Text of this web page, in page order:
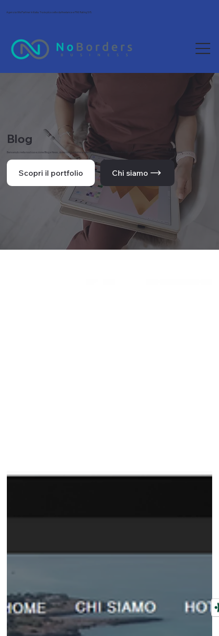
Agenzia Wix Partner in Italia. Tra le più scelte da freelance e PMI. Rating 5/5.
Blog
Benvenuto nella nostra sezione Blog e News, dove condividiamo le ultime novità, tendenze e approfondimenti dal mondo del web e della comunicazione.
Scopri il portfolio Chi siamo